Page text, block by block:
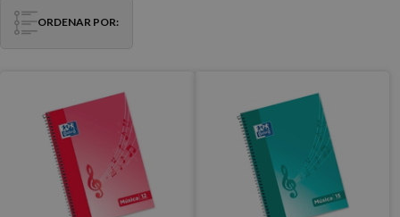
ORDENAR POR: